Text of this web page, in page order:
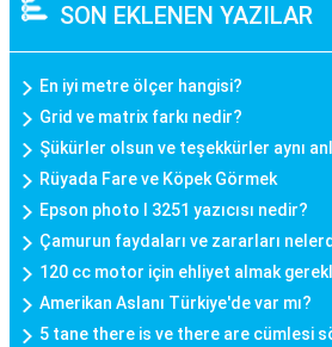
SON EKLENEN YAZILAR
En iyi metre ölçer hangisi?
Grid ve matrix farkı nedir?
Şükürler olsun ve teşekkürler aynı
Rüyada Fare ve Köpek Görmek
Epson photo l 3251 yazıcısı nedir?
Çamurun faydaları ve zararları
120 cc motor için ehliyet almak
Amerikan Aslanı Türkiye'de var mı?
5 tane there is ve there are cümlesi